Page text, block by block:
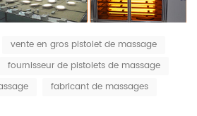
vente en gros pistolet de massage
fournisseur de pistolets de massage
fabricant de massages